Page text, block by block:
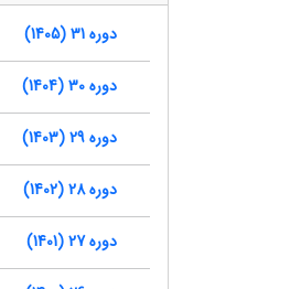
دوره 31 (1405)
دوره 30 (1404)
دوره 29 (1403)
دوره 28 (1402)
دوره 27 (1401)